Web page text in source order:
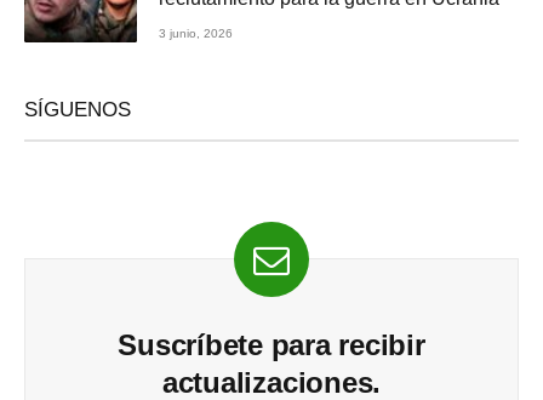
3 junio, 2026
SÍGUENOS
Suscríbete para recibir
actualizaciones.